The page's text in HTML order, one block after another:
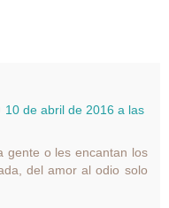
10 de abril de 2016 a las
gente o les encantan los
del amor al odio solo